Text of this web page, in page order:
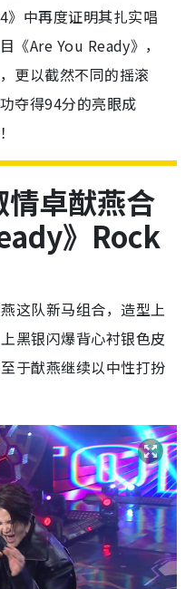
》中再度证明其扎实唱
《Are You Ready》，
更以截然不同的摇滚
夺得94分的亮眼成
卓猷燕合
》Rock
这队新马组合，造型上
黑银闪爆背心衬银色皮
于猷燕继续以中性打扮